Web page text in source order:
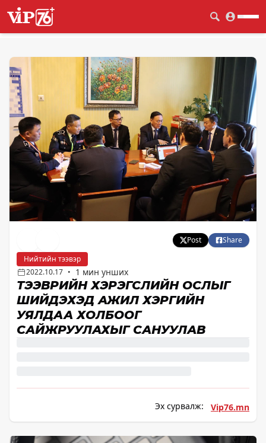
Post
Share
Нийтийн тээвэр
2022.10.17 • 1 мин унших
ТЭЭВРИЙН ХЭРЭГСЛИЙН ОСЛЫГ
ШИЙДЭХЭД АЖИЛ ХЭРГИЙН
УЯЛДАА ХОЛБООГ
САЙЖРУУЛАХЫГ САНУУЛАВ
Эх сурвалж: Vip76.mn